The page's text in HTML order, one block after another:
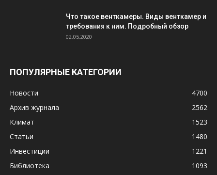
Что такое венткамеры. Виды венткамер и
требования к ним. Подробный обзор
02.05.2020
ПОПУЛЯРНЫЕ КАТЕГОРИИ
Новости
4700
Архив журнала
2562
Климат
1523
Статьи
1480
Инвестиции
1221
Библиотека
1093